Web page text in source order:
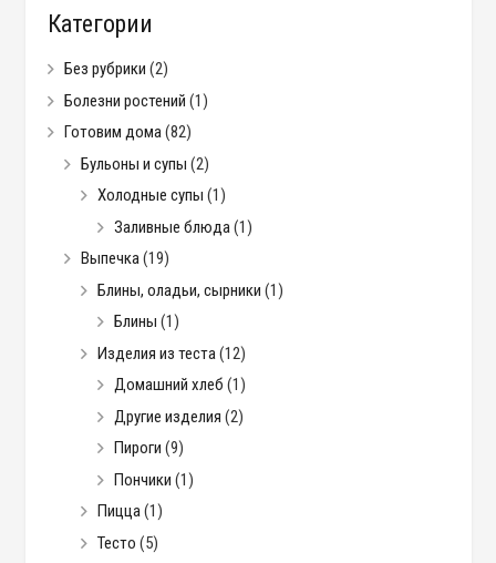
Категории
Без рубрики (2)
Болезни ростений (1)
Готовим дома(82)
Бульоны и супы (2)
Холодные супы (1)
Заливные блюда(1)
Выпечка(19)
Блины, оладьи, сырники (1)
Блины (1)
Изделия из теста(12)
Домашний хлеб (1)
Другие изделия (2)
Пироги (9)
Пончики (1)
Пицца(1)
Тесто (5)